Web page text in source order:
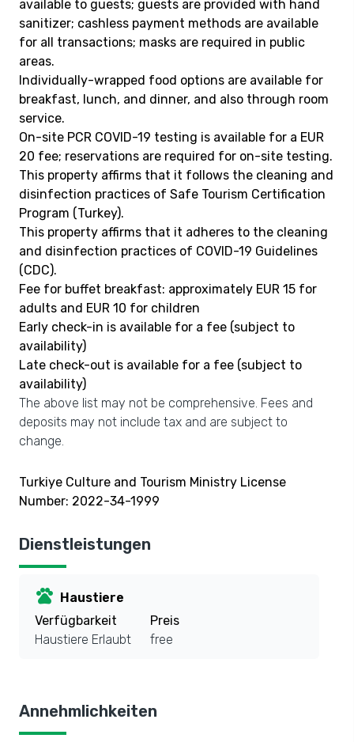
available to guests; guests are provided with hand
sanitizer; cashless payment methods are available
for all transactions; masks are required in public
areas.
Individually-wrapped food options are available for
breakfast, lunch, and dinner, and also through room
service.
On-site PCR COVID-19 testing is available for a EUR
20 fee; reservations are required for on-site testing.
This property affirms that it follows the cleaning and
disinfection practices of Safe Tourism Certification
Program (Turkey).
This property affirms that it adheres to the cleaning
and disinfection practices of COVID-19 Guidelines
(CDC).
Fee for buffet breakfast: approximately EUR 15 for
adults and EUR 10 for children
Early check-in is available for a fee (subject to
availability)
Late check-out is available for a fee (subject to
availability)
The above list may not be comprehensive. Fees and
deposits may not include tax and are subject to
change.
Turkiye Culture and Tourism Ministry License
Number: 2022-34-1999
Dienstleistungen
pets Haustiere
Verfügbarkeit
Haustiere Erlaubt
Preis
free
Annehmlichkeiten